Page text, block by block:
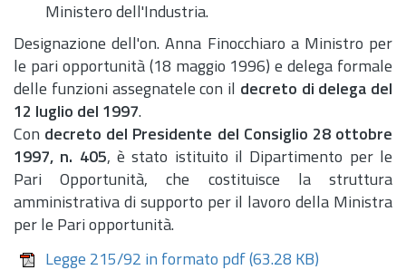
Ministero dell'Industria.
Designazione dell'on. Anna Finocchiaro a Ministro per
le pari opportunità (18 maggio 1996) e delega formale
delle funzioni assegnatele con il decreto di delega del
12 luglio del 1997.
Con decreto del Presidente del Consiglio 28 ottobre
1997, n. 405, è stato istituito il Dipartimento per le
Pari Opportunità, che costituisce la struttura
amministrativa di supporto per il lavoro della Ministra
per le Pari opportunità.
Legge 215/92 in formato pdf (63.28 KB)